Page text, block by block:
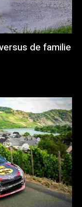
de familie